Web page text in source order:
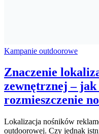
Kampanie outdoorowe
Znaczenie
zewnętrznej – jak
rozmieszczenie
Lokalizacja nośników
outdoorowej. Czy jednak